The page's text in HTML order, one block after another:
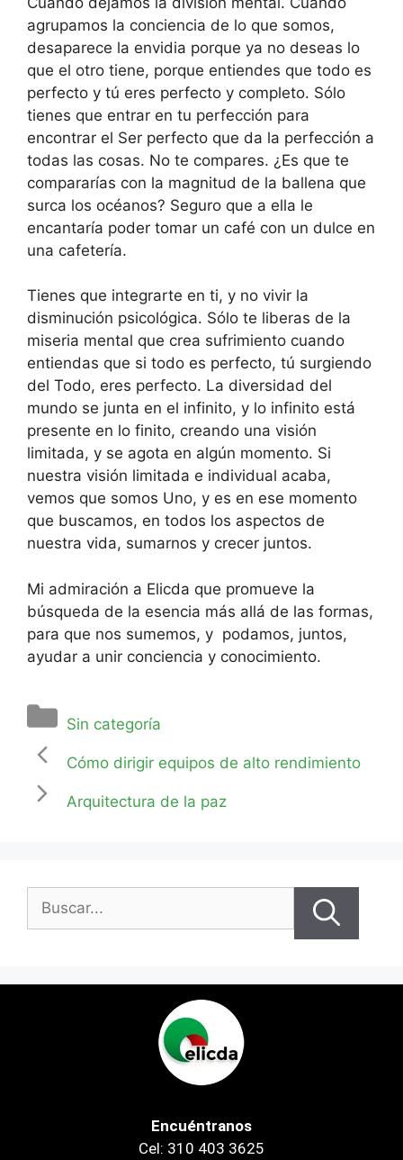
agrupamos la conciencia de lo que somos,
desaparece la envidia porque ya no deseas lo
que el otro tiene, porque entiendes que todo es
perfecto y tú eres perfecto y completo. Sólo
tienes que entrar en tu perfección para
encontrar el Ser perfecto que da la perfección a
todas las cosas. No te compares. ¿Es que te
compararías con la magnitud de la ballena que
surca los océanos? Seguro que a ella le
encantaría poder tomar un café con un dulce en
una cafetería.
Tienes que integrarte en ti, y no vivir la
disminución psicológica. Sólo te liberas de la
miseria mental que crea sufrimiento cuando
entiendas que si todo es perfecto, tú surgiendo
del Todo, eres perfecto. La diversidad del
mundo se junta en el infinito, y lo infinito está
presente en lo finito, creando una visión
limitada, y se agota en algún momento. Si
nuestra visión limitada e individual acaba,
vemos que somos Uno, y es en ese momento
que buscamos, en todos los aspectos de
nuestra vida, sumarnos y crecer juntos.
Mi admiración a Elicda que promueve la
búsqueda de la esencia más allá de las formas,
para que nos sumemos, y podamos, juntos,
ayudar a unir conciencia y conocimiento.
Sin categoría
Cómo dirigir equipos de alto rendimiento
Arquitectura de la paz
Encuéntranos
Cel: 310 403 3625